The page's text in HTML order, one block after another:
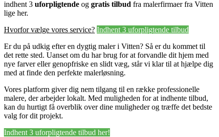
indhent 3 uforpligtende og gratis tilbud fra malerfirmaer fra Vitten
lige her.
Hvorfor vælge vores service? Indhent 3 uforpligtende tilbud
Er du på udkig efter en dygtig maler i Vitten? Så er du kommet til
det rette sted. Uanset om du har brug for at forvandle dit hjem med
nye farver eller genopfriske en slidt væg, står vi klar til at hjælpe dig
med at finde den perfekte malerløsning.
Vores platform giver dig nem tilgang til en række professionelle
malere, der arbejder lokalt. Med muligheden for at indhente tilbud,
kan du hurtigt få overblik over dine muligheder og træffe det bedste
valg for dit projekt.
Indhent 3 uforpligtende tilbud her!